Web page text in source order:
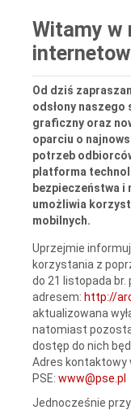
Witamy w
Od dziś
odsłony naszego
graficzny oraz
oparciu o
potrzeb
platforma
bezpieczeństwa i
umożliwia
mobilnych.
Uprzejmie
korzystania z
do 21 listopada br.
adresem: http://
aktualizowana
natomiast
dostęp do nich
Adres kontaktowy
PSE: www@pse.pl
Jednocześnie